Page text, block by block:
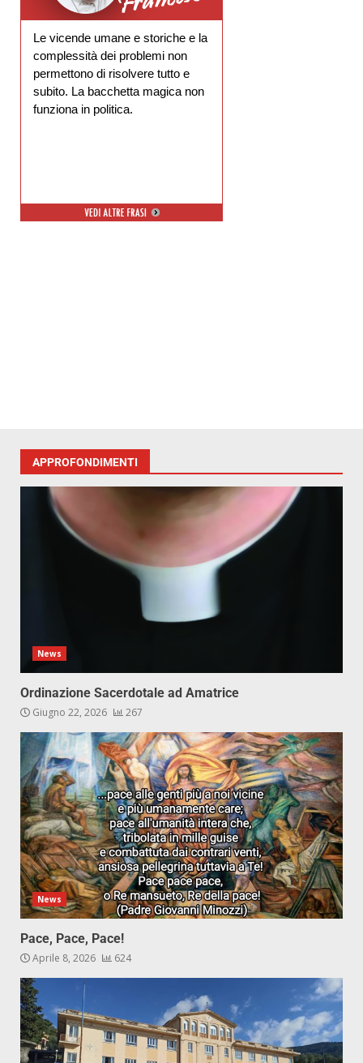
Le vicende umane e storiche e la
complessità dei problemi non
permettono di risolvere tutto e
subito. La bacchetta magica non
funziona in politica.
APPROFONDIMENTI
News
Ordinazione Sacerdotale ad Amatrice
Giugno 22, 2026 267
News
Pace, Pace, Pace!
Aprile 8, 2026 624